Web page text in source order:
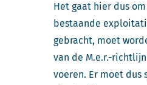
Het gaat hier dus
bestaande
gebracht, moet
van de M.e.r.-
voeren. Er moet dus